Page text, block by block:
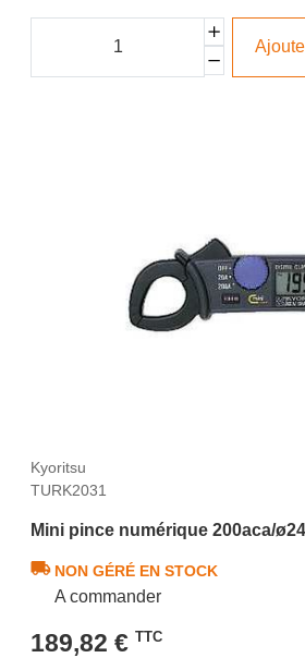
Kyoritsu
TURK2031
Mini pince numérique 200aca/
NON GÉRÉ EN STOCK
A commander
189,82 € TTC